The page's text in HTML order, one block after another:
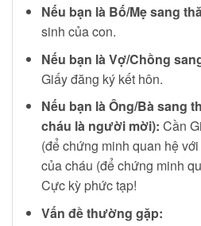
Nếu bạn là Bố/Mẹ sang
sinh của con.
Nếu bạn là Vợ/Chồng
Giấy đăng ký kết hôn.
Nếu bạn là Ông/Bà sang
cháu là người mời): Cần
(để chứng minh quan hệ
của cháu (để chứng minh
Cực kỳ phức tạp!
Vấn đề thường gặp: